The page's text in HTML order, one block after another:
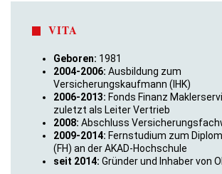
VITA
Geboren: 1981
2004-2006: Ausbildung zum
Versicherungskaufmann (IHK)
2006-2013: Fonds Finanz
zuletzt als Leiter Vertrieb
2008: Abschluss
2009-2014: Fernstudium zum
(FH) an der AKAD-Hochschule
seit 2014: Gründer und Inhaber von